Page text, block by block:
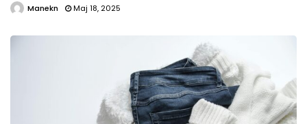
Manekn Maj 18, 2025